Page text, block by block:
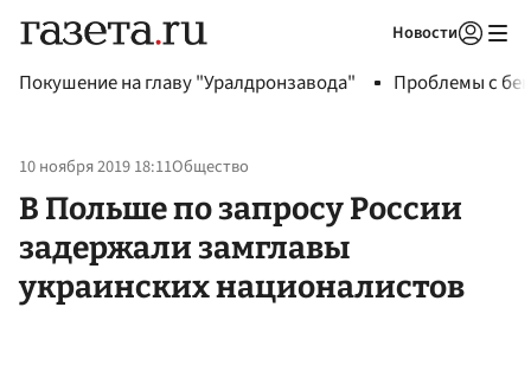
Новости
Покушение на главу "Уралдронзавода" Проблемы с
10 ноября 2019 18:11Общество
В Польше по запросу России
задержали замглавы
украинских националистов